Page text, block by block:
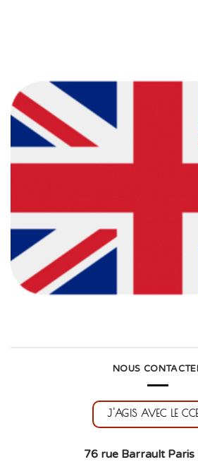
NOUS
J'AGIS AVEC LE
76 rue Barrault